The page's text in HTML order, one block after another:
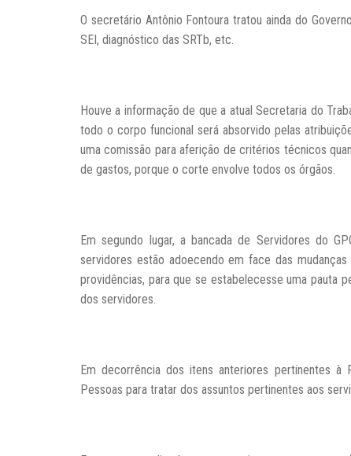
O secretário Antônio Fontoura tratou ainda do
SEI, diagnóstico das SRTb, etc.
Houve a informação de que a atual Secretaria do
todo o corpo funcional será absorvido pelas
uma comissão para aferição de critérios técnicos
de gastos, porque o corte envolve todos os órgãos.
Em segundo lugar, a bancada de Servidores do
servidores estão adoecendo em face das
providências, para que se estabelecesse uma pauta
dos servidores.
Em decorrência dos itens anteriores pertinentes
Pessoas para tratar dos assuntos pertinentes aos